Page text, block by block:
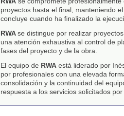
proyectos hasta el final, manteniendo
concluye cuando ha finalizado la
RWAse distingue por realizar
una atención exhaustiva al control de
fases del proyecto y de la obra.
El equipo de RWA está liderado por
por profesionales con una elevada
consolidación y la continuidad del
respuesta a los servicios solicitados por